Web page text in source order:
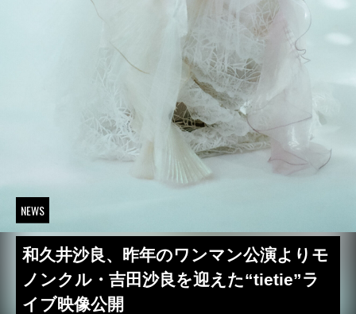
NEWS
和久井沙良、昨年のワンマン公演よりモ
ノンクル・吉田沙良を迎えた“tietie”ラ
イブ映像公開